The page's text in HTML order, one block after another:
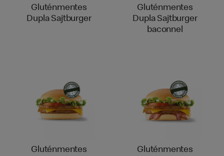
Gluténmentes
Dupla Sajtburger
Gluténmentes
Dupla Sajtburger
baconnel
Gluténmentes
Gluténmentes